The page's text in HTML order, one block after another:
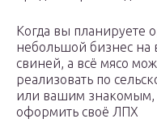
Когда вы планируете
небольшой бизнес
свиней, а всё мясо
реализовать по
или вашим знакомым,
оформить своё ЛПХ